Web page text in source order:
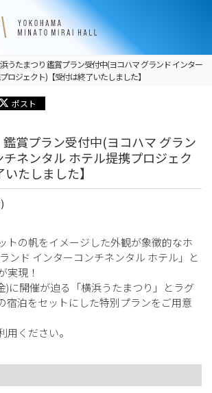
うたまつり 鑑賞プラン受付中(ヨコハマ グランド インター
ロジェクト)【受付は終了いたしました】
ポスト
賞プラン受付中(ヨコハマ グラン
チネンタル ホテル提携プロジェク
たしました】
トの帆をイメージした外観が象徴的なホ
ンド インターコンチネンタル ホテル」と
実現！
)に開催が迫る「横浜うたまつり」とラグ
宿泊をセットにした特別プランをご用意
用ください。